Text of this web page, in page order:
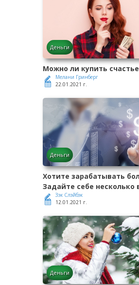
Деньги
Можно ли купить
Мелани Гринберг
22.01.2021 г.
Деньги
Хотите зарабатывать
Задайте себе несколько
Зэк Слэйбэк
12.01.2021 г.
Деньги